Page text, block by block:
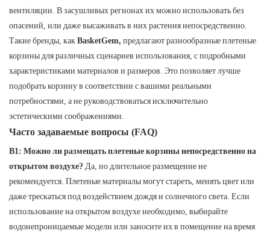
вентиляции. В засушливых регионах их можно использовать без
опасений, или даже высаживать в них растения непосредственно.
Такие бренды, какBasketGem, предлагают разнообразные плетеные
корзины для различных сценариев использования, с подробными
характеристиками материалов и размеров. Это позволяет лучше
подобрать корзину в соответствии с вашими реальными
потребностями, а не руководствоваться исключительно
эстетическими соображениями.
Часто задаваемые вопросы (FAQ)
В1: Можно ли размещать плетеные корзины непосредственно на
открытом воздухе?​​Да, но длительное размещение не
рекомендуется. Плетеные материалы могут стареть, менять цвет или
даже трескаться под воздействием дождя и солнечного света. Если
использование на открытом воздухе необходимо, выбирайте
водонепроницаемые модели или заносите их в помещение на время